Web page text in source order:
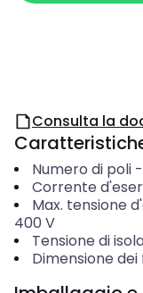
Consulta la
Numero di poli-
Corrente
Max. tensione
400 V
Tensione di
Dimensione dei